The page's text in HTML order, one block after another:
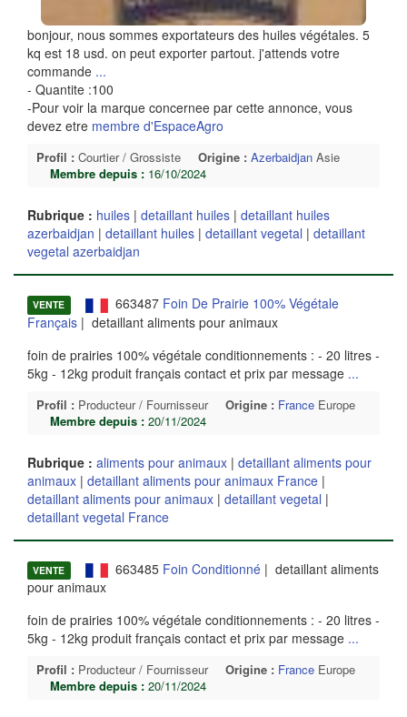
bonjour, nous sommes exportateurs des huiles végétales. 5
kq est 18 usd. on peut exporter partout. j'attends votre
commande ...
- Quantite :100
-Pour voir la marque concernee par cette annonce, vous
devez etre membre d'EspaceAgro
Profil : Courtier / Grossiste Origine : Azerbaidjan Asie
Membre depuis : 16/10/2024
Rubrique : huiles | detaillant huiles | detaillant huiles
azerbaidjan | detaillant huiles | detaillant vegetal | detaillant
vegetal azerbaidjan
VENTE 663487 Foin De Prairie 100% Végétale
Français | detaillant aliments pour animaux
foin de prairies 100% végétale conditionnements : - 20 litres -
5kg - 12kg produit français contact et prix par message ...
Profil : Producteur / Fournisseur Origine : France Europe
Membre depuis : 20/11/2024
Rubrique : aliments pour animaux | detaillant aliments pour
animaux | detaillant aliments pour animaux France |
detaillant aliments pour animaux | detaillant vegetal |
detaillant vegetal France
VENTE 663485 Foin Conditionné| detaillant aliments
pour animaux
foin de prairies 100% végétale conditionnements : - 20 litres -
5kg - 12kg produit français contact et prix par message ...
Profil : Producteur / Fournisseur Origine : France Europe
Membre depuis : 20/11/2024